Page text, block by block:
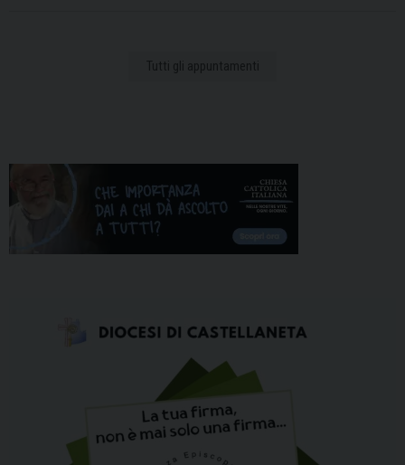
Tutti gli appuntamenti